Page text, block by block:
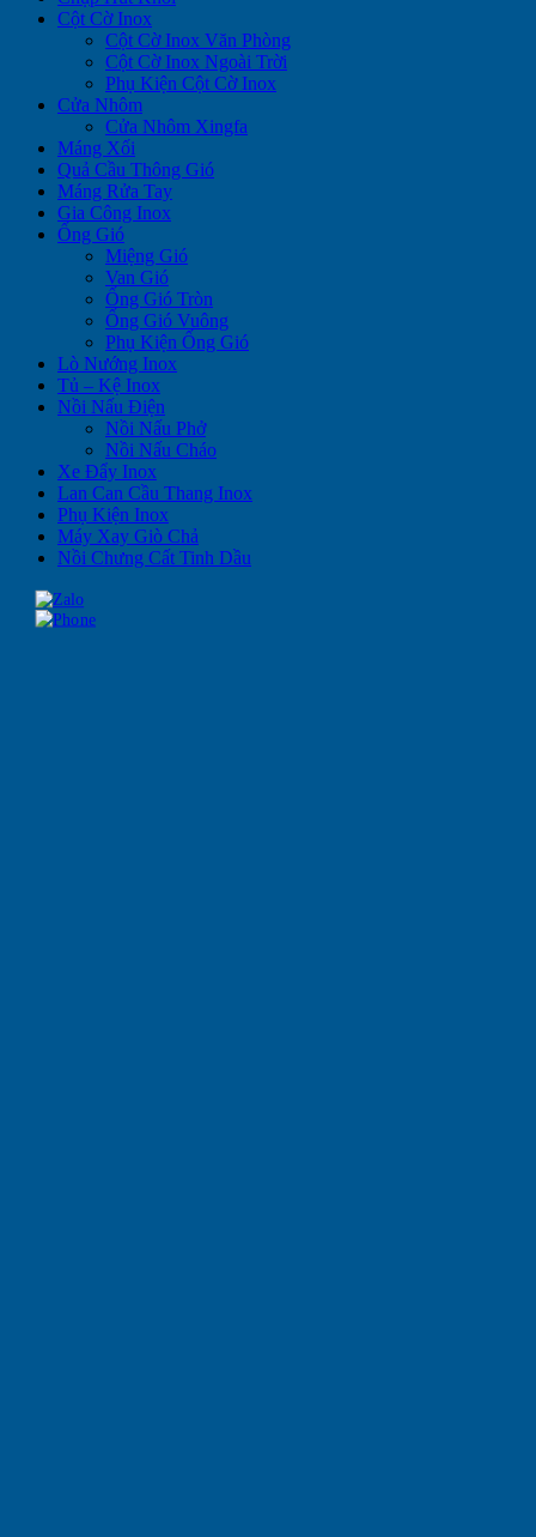
Cột Cờ Inox
Cột Cờ Inox Văn Phòng
Cột Cờ Inox Ngoài Trời
Phụ Kiện Cột Cờ Inox
Cửa Nhôm
Cửa Nhôm Xingfa
Máng Xối
Quả Cầu Thông Gió
Máng Rửa Tay
Gia Công Inox
Ống Gió
Miệng Gió
Van Gió
Ống Gió Tròn
Ống Gió Vuông
Phụ Kiện Ống Gió
Lò Nướng Inox
Tủ – Kệ Inox
Nồi Nấu Điện
Nồi Nấu Phở
Nồi Nấu Cháo
Xe Đẩy Inox
Lan Can Cầu Thang Inox
Phụ Kiện Inox
Máy Xay Giò Chả
Nồi Chưng Cất Tinh Dầu